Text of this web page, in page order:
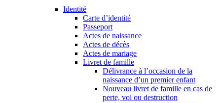
Identité
Carte d’identité
Passeport
Actes de naissance
Actes de décès
Actes de mariage
Livret de famille
Délivrance à l’occasion de la
naissance d’un premier enfant
Nouveau livret de famille en cas de
perte, vol ou destruction